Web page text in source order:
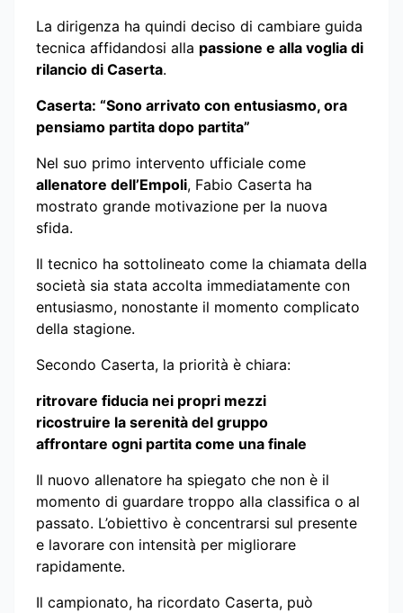
La dirigenza ha quindi deciso di cambiare guida
tecnica affidandosi alla passione e alla voglia di
rilancio di Caserta.
Caserta: “Sono arrivato con entusiasmo, ora
pensiamo partita dopo partita”
Nel suo primo intervento ufficiale come
allenatore dell’Empoli, Fabio Caserta ha
mostrato grande motivazione per la nuova
sfida.
Il tecnico ha sottolineato come la chiamata della
società sia stata accolta immediatamente con
entusiasmo, nonostante il momento complicato
della stagione.
Secondo Caserta, la priorità è chiara:
ritrovare fiducia nei propri mezzi
ricostruire la serenità del gruppo
affrontare ogni partita come una finale
Il nuovo allenatore ha spiegato che non è il
momento di guardare troppo alla classifica o al
passato. L’obiettivo è concentrarsi sul presente
e lavorare con intensità per migliorare
rapidamente.
Il campionato, ha ricordato Caserta, può